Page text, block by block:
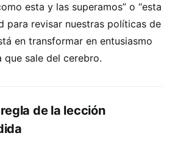
esta y las superamos” o “esta
para revisar nuestras políticas de
en transformar en entusiasmo
que sale del cerebro.
de la lección